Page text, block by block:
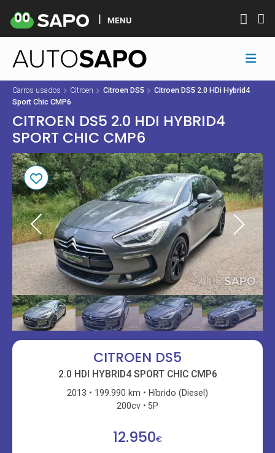
MENU
Carros usados Citroen Citroen DS5
Citroen DS5 2.0 HDi Hybrid4
Sport Chic CMP6
CITROEN DS5 2.0 HDI HYBRID4
SPORT CHIC CMP6
CITROEN DS5
2.0 HDI HYBRID4 SPORT CHIC CMP6
2013 199.990 km
Híbrido (Diesel)
200cv
5P
12.950€